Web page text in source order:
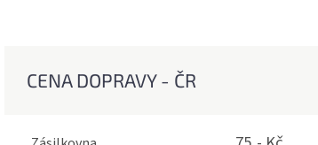
CENA DOPRAVY - ČR